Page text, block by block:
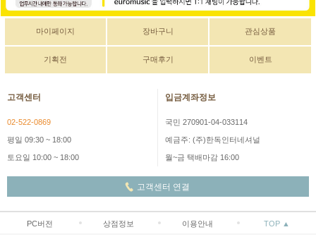
마이페이지 장바구니 관심상품
기획전 구매후기 이벤트
고객센터
02-522-0869
평일 09:30 ~ 18:00
토요일 10:00 ~ 18:00
입금계좌정보
국민 270901-04-033114
예금주: (주)한독인터네셔널
월~금 택배마감 16:00
고객센터 연결
PC버전 상점정보 이용안내 TOP ▲